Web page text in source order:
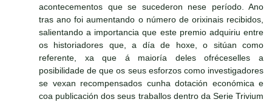
acontecementos que se sucederon nese período. Ano
tras ano foi aumentando o número de orixinais recibidos,
salientando a importancia que este premio adquiriu entre
os historiadores que, a día de hoxe, o sitúan como
referente, xa que á maioría deles ofréceselles a
posibilidade de que os seus esforzos como investigadores
se vexan recompensados cunha dotación económica e
coa publicación dos seus traballos dentro da Serie Trivium